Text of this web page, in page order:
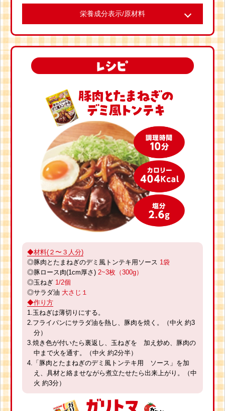
栄養成分表示/原材料
●栄養成分表示(1人前・36g当たり)
●分析による推定値 エネルギー 25kcal 炭水化物5.2g たんぱ
●アレルギー物質(特定原材料とそれに準ずるもの)：小麦、大豆
●原材料名:トマト(輸入)、砂糖、 ガーリックピューレー、食
油、酵母エキス、しょうゆ/増粘剤(加工デンプン)、クエン
酸、(一部に小麦・大豆を含む）
◆材料(２〜３人分)
◎豚肉とたまねぎのデミ風トンテキ用ソース 1袋
◎豚ロース肉(1cm厚さ) 2~3枚（300g）
◎玉ねぎ 1/2個
◎サラダ油 大さじ１
◆作り方
1.玉ねぎは薄切りにする。
2.フライパンにサラダ油を熱し、豚肉を焼く。（中火 約3
分）
3.焼き色が付いたら裏返し、玉ねぎを 加え炒め、豚肉の
中まで火を通す。（中火 約2分半）
4.「豚肉とたまねぎのデミ風トンテキ用 ソース」を加
え、具材と絡ませながら煮立たせたら出来上がり。（中
火 約3分）